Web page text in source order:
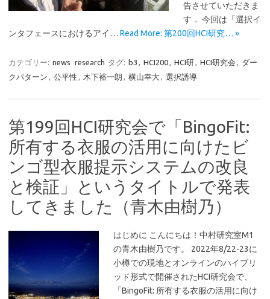
告させていただきま
す． 今回は「選択イ
ンタフェースにおけるアイ… Read More: 第200回HCI研究… »
カテゴリー: news research タグ: b3 , HCI200, HCI研, HCI研究会 , ダー
クパターン , 公平性 , 木下裕一朗 , 横山幸大, 選択誘導
第199回HCI研究会で「BingoFit:
所有する衣服の活用に向けたビ
ンゴ型衣服提示システムの改良
と検証」というタイトルで発表
してきました（青木由樹乃）
はじめに こんにちは！中村研究室M1
の青木由樹乃です。 2022年8/22-23に
小樽での現地とオンラインのハイブリ
ッド形式で開催されたHCI研究会で、
「BingoFit: 所有する衣服の活用に向け